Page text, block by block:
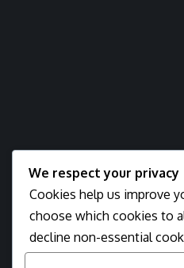
We respect your privacy
Cookies help us improve
choose which cookies to
decline non-essential